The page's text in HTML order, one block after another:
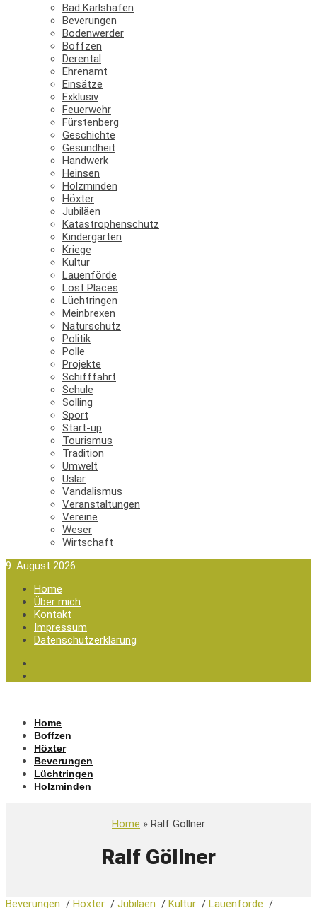
Bad Karlshafen
Beverungen
Bodenwerder
Boffzen
Derental
Ehrenamt
Einsätze
Exklusiv
Feuerwehr
Fürstenberg
Geschichte
Gesundheit
Handwerk
Heinsen
Holzminden
Höxter
Jubiläen
Katastrophenschutz
Kindergarten
Kriege
Kultur
Lauenförde
Lost Places
Lüchtringen
Meinbrexen
Naturschutz
Politik
Polle
Projekte
Schifffahrt
Schule
Solling
Sport
Start-up
Tourismus
Tradition
Umwelt
Uslar
Vandalismus
Veranstaltungen
Vereine
Weser
Wirtschaft
9. August 2026
Home
Über mich
Kontakt
Impressum
Datenschutzerklärung
Home
Boffzen
Höxter
Beverungen
Lüchtringen
Holzminden
Home » Ralf Göllner
Ralf Göllner
Beverungen / Höxter / Jubiläen / Kultur / Lauenförde /